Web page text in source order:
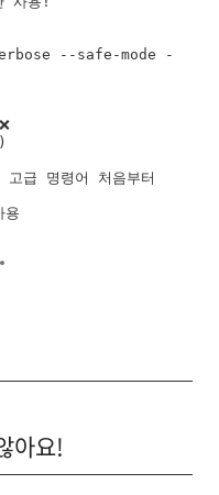
명령어 처음부터
아요!